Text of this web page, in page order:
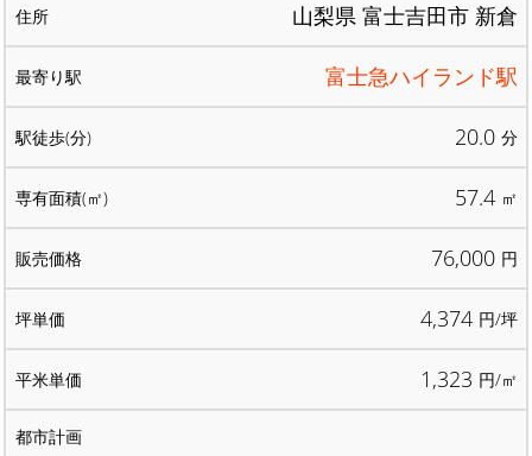
山梨県 富士吉田市 新倉
富士急ハイランド駅
20.0 分
57.4 ㎡
76,000 円
4,374 円/坪
1,323 円/㎡